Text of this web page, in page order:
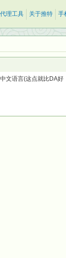
代理工具 关于推特 手
文语言(这点就比DA